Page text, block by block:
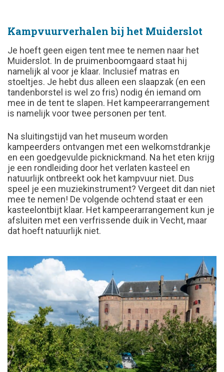
Kampvuurverhalen bij het Muiderslot
Je hoeft geen eigen tent mee te nemen naar het
Muiderslot. In de pruimenboomgaard staat hij
namelijk al voor je klaar. Inclusief matras en
stoeltjes. Je hebt dus alleen een slaapzak (en een
tandenborstel is wel zo fris) nodig én iemand om
mee in de tent te slapen. Het kampeerarrangement
is namelijk voor twee personen per tent.
Na sluitingstijd van het museum worden
kampeerders ontvangen met een welkomstdrankje
en een goedgevulde picknickmand. Na het eten krijg
je een rondleiding door het verlaten kasteel en
natuurlijk ontbreekt ook het kampvuur niet. Dus
speel je een muziekinstrument? Vergeet dit dan niet
mee te nemen! De volgende ochtend staat er een
kasteelontbijt klaar. Het kampeerarrangement kun je
afsluiten met een verfrissende duik in Vecht, maar
dat hoeft natuurlijk niet.